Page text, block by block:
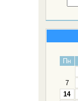
Пн
7
14